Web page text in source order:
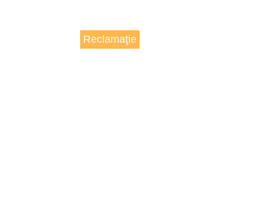
Reclamaţie